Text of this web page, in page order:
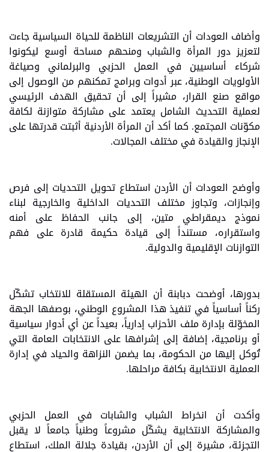
وأضاف العودات أن التشريعات الناظمة للحياة السياسية جاءت
لتعزيز دور المرأة والشباب ومنحهم مساحة أوسع ليكونوا
شركاء أساسيين في العمل الحزبي والبرلماني وصياغة
الأولويات الوطنية، عبر أدوات وبرامج تمكنهم من الوصول إلى
مواقع صنع القرار، مشيراً إلى أن تحقيق الهدف الرئيسي
لعملية التحديث الشامل يعتمد على مشاركة متوازنة لكافة
مكوّنات المجتمع. كما أكد أن المرأة الأردنية أثبتت قدرتها على
الإنجاز والقيادة في مختلف المجالات.
وأوضح العودات أن الأردن استطاع تحويل التحديات إلى فرص
وإنجازات، وتجاوز مختلف التحديات الداخلية والخارجية لبناء
نموذج ديمقراطي متين، إلى جانب الحفاظ على أمنه
واستقراره، مستنداً إلى قيادة حكيمة قادرة على فهم
التوازنات الإقليمية والدولية.
بدورها، أوضحت دبابنة أن الهيئة المستقلة للانتخاب تشكّل
ركناً أساسياً في تنفيذ هذا المشروع الوطني، بوصفها الجهة
المخوّلة بإدارة ملف الأحزاب إدارياً، بعيداً عن أي أدوار سياسية
أو برنامجية، إضافة إلى إشرافها على الانتخابات العامة التي
تُوكل إليها من الحكومة، بما يضمن النزاهة والحياد في إدارة
العملية الانتخابية بكافة مراحلها.
وأكدت أن انخراط الشباب والشابات في العمل الحزبي
والمشاركة الانتخابية يشكّل مشروعاً وطنياً جامعاً لا يقبل
التجزئة، مشيرة إلى أن الأردن، بقيادة جلالة الملك، استطاع